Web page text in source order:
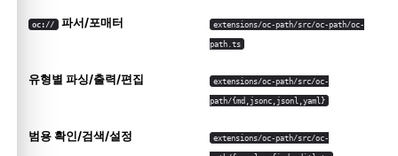
oc:// 파서/포매터 extensions/oc-path/src/oc-path/oc-
path.ts
유형별 파싱/출력/편집 extensions/oc-path/src/oc-
path/{md,jsonc,jsonl,yaml}
범용 확인/검색/설정 extensions/oc-path/src/oc-